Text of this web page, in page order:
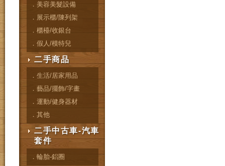
．美容美髮設備
．展示櫃/陳列架
．櫃檯/收銀台
．假人/模特兒
二手商品
．生活/居家用品
．藝品/擺飾/字畫
．運動/健身器材
．其他
二手中古車-汽車
套件
．輪胎-鋁圈